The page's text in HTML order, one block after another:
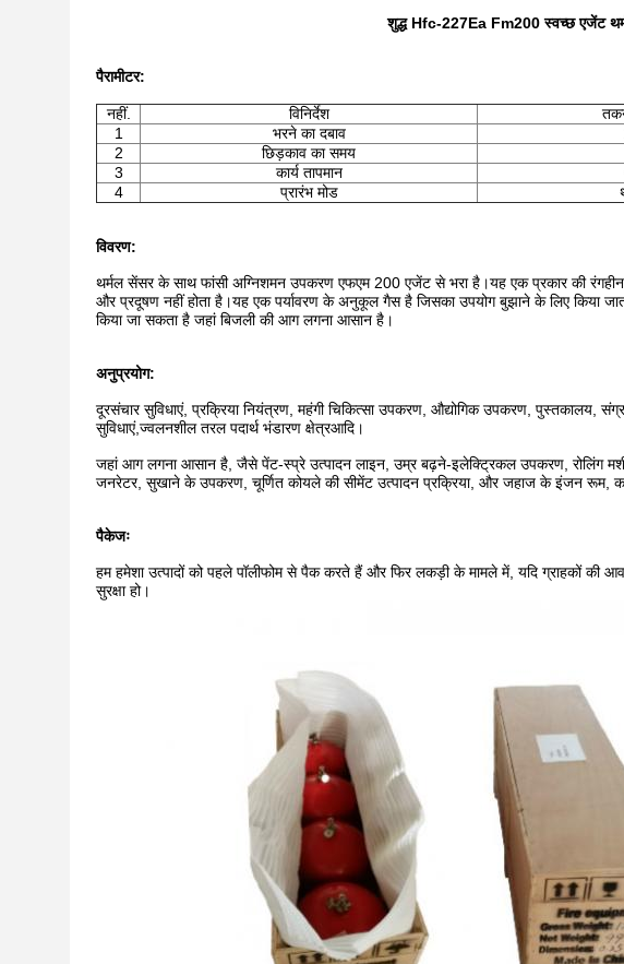
शुद्ध Hfc-227Ea Fm200 स्वच्छ एजेंट
पैरामीटर:
नहीं. विनिर्देश
1
भरने का दबाव
2
छिड़काव का समय
3
कार्य तापमान
4
प्रारंभ मोड
विवरण:
थर्मल सेंसर के साथ फांसी अग्निशमन उपकरण एफएम 200 एजेंट से भरा है।यह एक प्रकार की
और प्रदूषण नहीं होता है।यह एक पर्यावरण के अनुकूल गैस है जिसका उपयोग बुझाने के लिए किया
किया जा सकता है जहां बिजली की आग लगना आसान है।
अनुप्रयोग:
दूरसंचार सुविधाएं, प्रक्रिया नियंत्रण, महंगी चिकित्सा उपकरण, औद्योगिक उपकरण, पुस्तकालय,
सुविधाएं,ज्वलनशील तरल पदार्थ भंडारण क्षेत्रआदि।
जहां आग लगना आसान है, जैसे पेंट-स्प्रे उत्पादन लाइन, उम्र बढ़ने-इलेक्ट्रिकल उपकरण, रोलिंग
जनरेटर, सुखाने के उपकरण, चूर्णित कोयले की सीमेंट उत्पादन प्रक्रिया, और जहाज के इंजन रूम,
पैकेजः
हम हमेशा उत्पादों को पहले पॉलीफोम से पैक करते हैं और फिर लकड़ी के मामले में, यदि ग्राहकों की
सुरक्षा हो।